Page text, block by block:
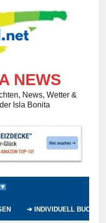
NEWS
News, Wetter &
Isla Bonita
➔ INDIVIDUELL BUCHEN